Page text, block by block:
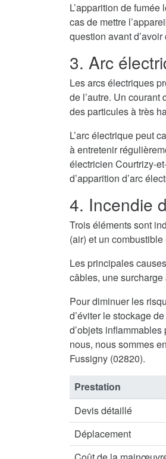
L’apparition de
cas de mettre
question avant
3. Arc
Les arcs électriques
de l’autre. Un
des particules à très
L’arc électrique peut
à entretenir
électricien Courtrizy-
d’apparition d’arc
4. Incendie
Trois éléments sont
(air) et un
Les principales
câbles, une
Pour diminuer les
d’éviter le stockage
d’objets
nous, nous sommes
Fussigny (02820).
Prestation
Devis détaillé
Déplacement